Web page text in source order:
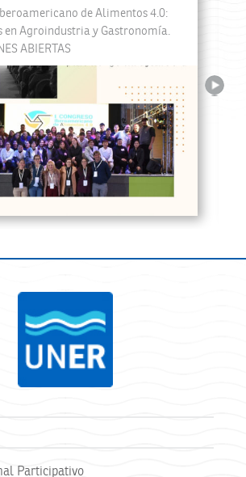
de Alimentos 4.0:
en Agroindustria y Gastronomía.
ABIERTAS
Next
Participativo